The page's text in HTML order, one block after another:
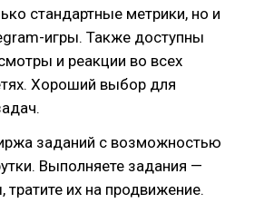
стандартные метрики, но и
игры. Также доступны
и реакции во всех
Хороший выбор для
заданий с возможностью
Выполняете задания —
тратите их на продвижение.